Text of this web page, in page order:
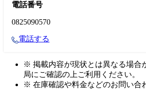
電話番号
0825090570
電話する
※ 掲載内容が現状とは異なる場合
局にご確認の上ご利用ください。
※ 在庫確認や料金などのお問い合